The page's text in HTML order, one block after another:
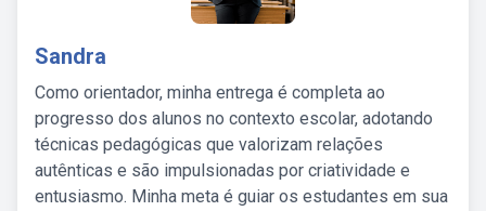
Sandra
Como orientador, minha entrega é completa ao
progresso dos alunos no contexto escolar, adotando
técnicas pedagógicas que valorizam relações
autênticas e são impulsionadas por criatividade e
entusiasmo. Minha meta é guiar os estudantes em sua